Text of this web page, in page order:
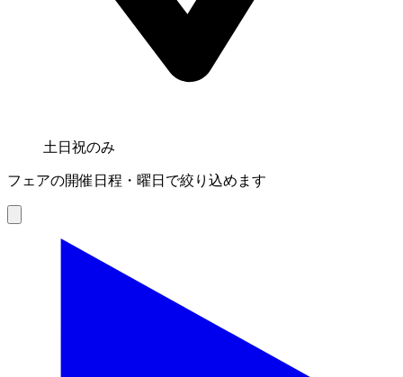
土日祝のみ
フェアの開催日程・曜日で絞り込めます